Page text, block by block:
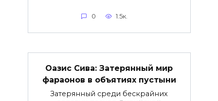
0 1.5к.
Оазис Сива: Затерянный мир
фараонов в объятиях пустыни
Затерянный среди бескрайних